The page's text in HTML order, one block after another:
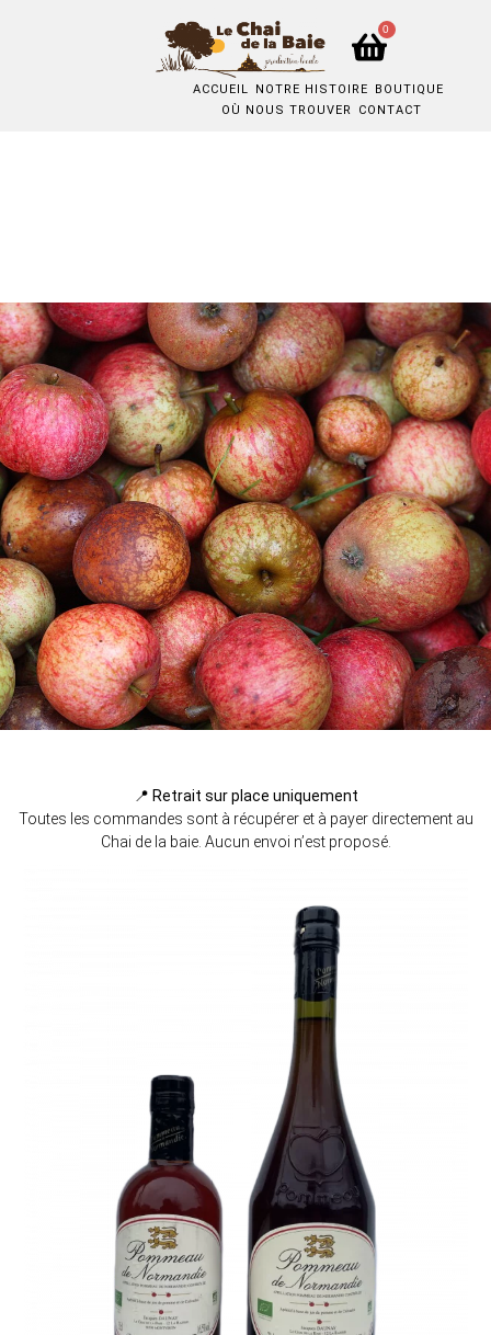
0
ACCUEIL NOTRE HISTOIRE
BOUTIQUE
OÙ NOUS TROUVER
CONTACT
📍 Retrait sur place uniquement
Toutes les commandes sont à récupérer et à payer directement au
Chai de la baie. Aucun envoi n’est proposé.